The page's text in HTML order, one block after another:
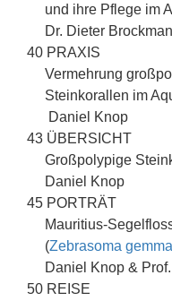
und ihre Pflege im
Dr. Dieter
40 PRAXIS
Vermehrung
Steinkorallen im
Daniel Knop
43 ÜBERSICHT
Großpolypige
Daniel Knop
45 PORTRÄT
Mauritius-
(Zebrasoma
Daniel Knop & Prof.
50 REISE